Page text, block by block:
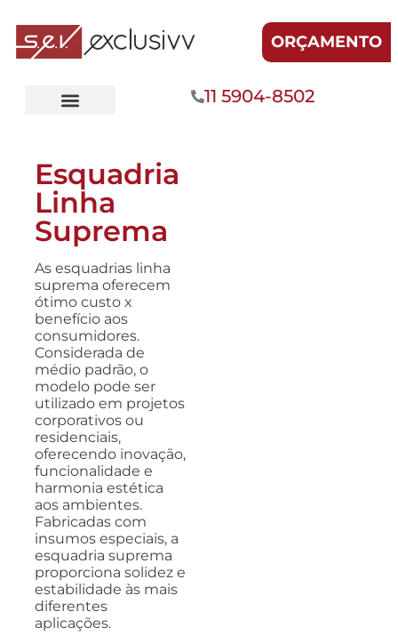
ORÇAMENTO
11 5904-8502
Esquadria
Linha
Suprema
As esquadrias linha
suprema oferecem
ótimo custo x
benefício aos
consumidores.
Considerada de
médio padrão, o
modelo pode ser
utilizado em projetos
corporativos ou
residenciais,
oferecendo inovação,
funcionalidade e
harmonia estética
aos ambientes.
Fabricadas com
insumos especiais, a
esquadria suprema
proporciona solidez e
estabilidade às mais
diferentes
aplicações.